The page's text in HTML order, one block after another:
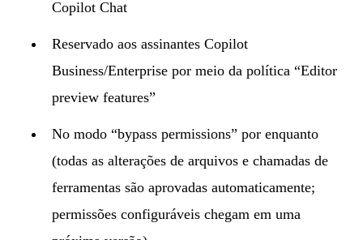
Copilot Chat
Reservado aos assinantes Copilot
Business/Enterprise por meio da política “Editor
preview features”
No modo “bypass permissions” por enquanto
(todas as alterações de arquivos e chamadas de
ferramentas são aprovadas automaticamente;
permissões configuráveis chegam em uma